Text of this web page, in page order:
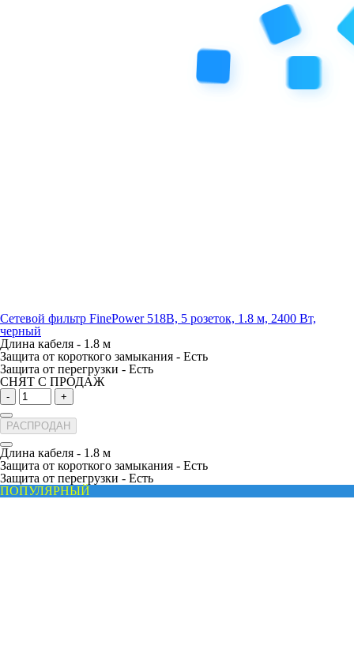
Сетевой фильтр FinePower 518B, 5 розеток, 1.8 м, 2400 Вт,
черный
Длина кабеля - 1.8 м
Защита от короткого замыкания - Есть
Защита от перегрузки - Есть
СНЯТ С ПРОДАЖ
- +
РАСПРОДАН
Длина кабеля - 1.8 м
Защита от короткого замыкания - Есть
Защита от перегрузки - Есть
ПОПУЛЯРНЫЙ